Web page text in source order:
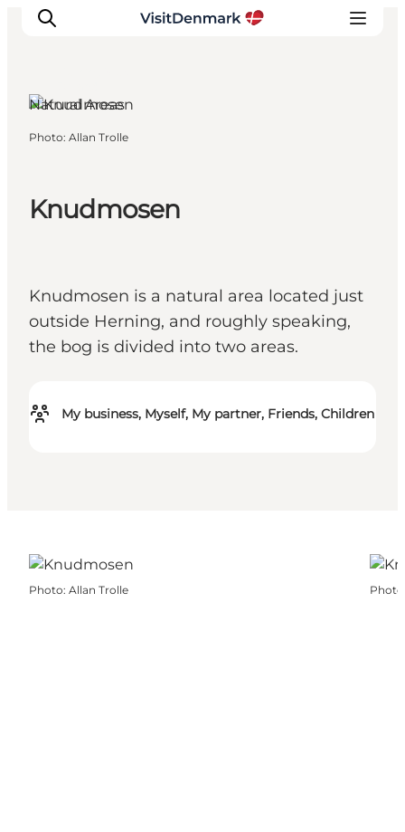
Quoi faire
Knudmosen
Knudmosen is a natural area located just
outside Herning, and roughly speaking,
the bog is divided into two areas.
My business, Myself, My partner, Friends, Children
Natural Areas
Photo: Allan Trolle
Photo: Allan Trolle Photo